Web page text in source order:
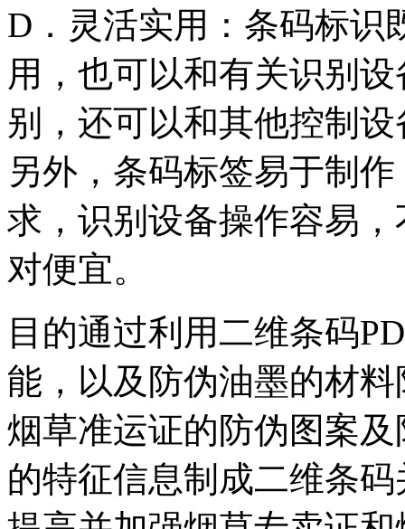
D．灵活实用：条码标识
用，也可以和有关识别
别，还可以和其他控制
另外，条码标签易于制
求，识别设备操作容易
对便宜。
目的通过利用二维条码
能，以及防伪油墨的材
烟草准运证的防伪图案
的特征信息制成二维条